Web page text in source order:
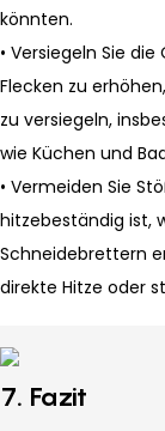
könnten.
• Versiegeln Sie
Flecken zu
zu versiegeln,
wie Küchen und
• Vermeiden Sie
hitzebeständig ist,
Schneidebrettern
direkte Hitze oder
7. Fazit